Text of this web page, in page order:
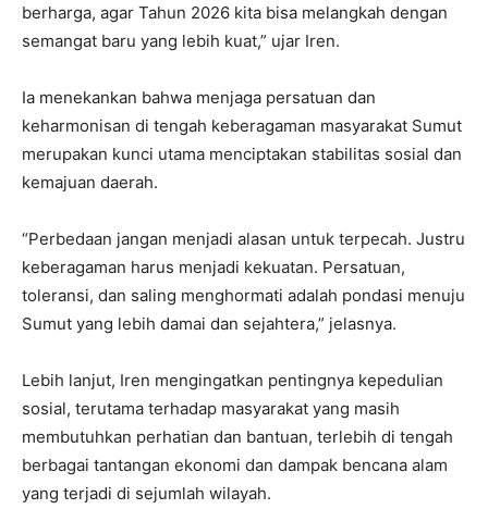
berharga, agar Tahun 2026 kita bisa melangkah dengan
semangat baru yang lebih kuat,” ujar Iren.
Ia menekankan bahwa menjaga persatuan dan
keharmonisan di tengah keberagaman masyarakat Sumut
merupakan kunci utama menciptakan stabilitas sosial dan
kemajuan daerah.
“Perbedaan jangan menjadi alasan untuk terpecah. Justru
keberagaman harus menjadi kekuatan. Persatuan,
toleransi, dan saling menghormati adalah pondasi menuju
Sumut yang lebih damai dan sejahtera,” jelasnya.
Lebih lanjut, Iren mengingatkan pentingnya kepedulian
sosial, terutama terhadap masyarakat yang masih
membutuhkan perhatian dan bantuan, terlebih di tengah
berbagai tantangan ekonomi dan dampak bencana alam
yang terjadi di sejumlah wilayah.